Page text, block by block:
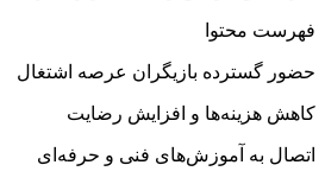
فهرست محتوا
حضور گسترده بازیگران عرصه اشتغال
کاهش هزینه‌ها و افزایش رضایت
اتصال به آموزش‌های فنی و حرفه‌ای